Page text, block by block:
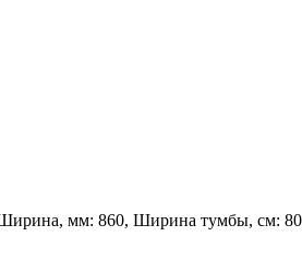
мм: 860, Ширина тумбы, см: 80,